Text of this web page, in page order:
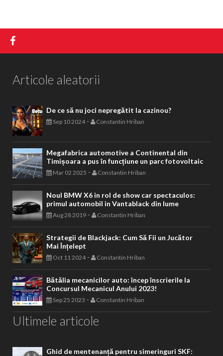
Articole aleatorii
De ce să nu joci nepregătit la cazinou?
Sep 10 2024- Constantin Hriban
Megafabrica automotive a Continental din
Timișoara a pus în funcțiune un parc fotovoltaic
Mar 02 2025 - Constantin Hriban
Noul BMW X6 in rol de show car spectaculos:
primul automobil in Vantablack din lume
Aug 28 2019 - Constantin Hriban
Strategii de Blackjack: Cum Să Fii un Jucător
Mai Înțelept
Oct 11 2024- Constantin Hriban
Bătălia mecanicilor auto: încep înscrierile la
Concursul Mecanicul Anului 2023!
Sep 25 2023 - Constantin Hriban
Ultimele articole
Ghid de mentenanță pentru simeringuri SKF: